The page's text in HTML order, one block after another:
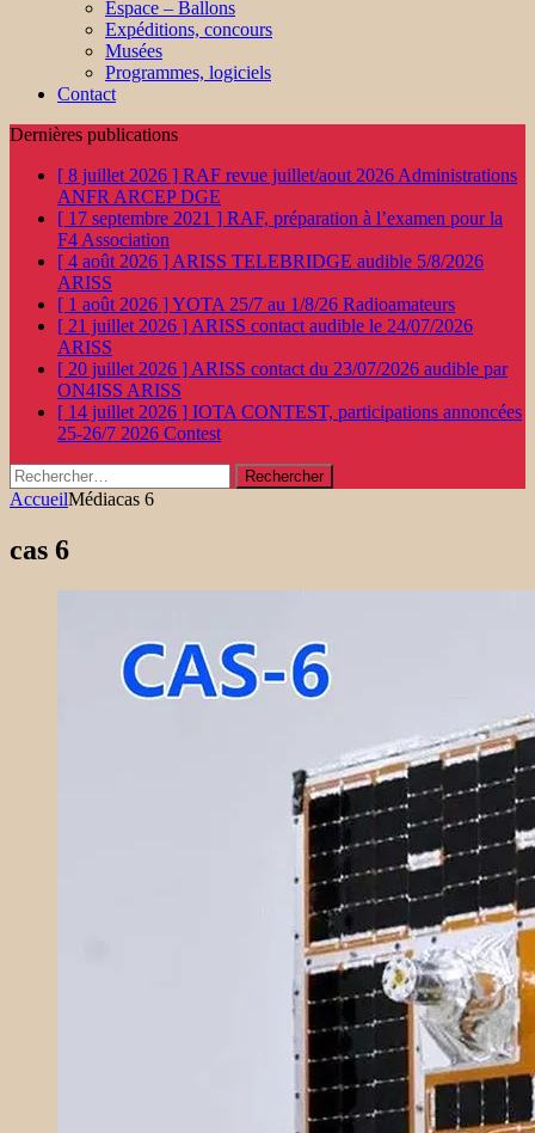
Espace – Ballons
Expéditions, concours
Musées
Programmes, logiciels
Contact
Dernières publications
[ 8 juillet 2026 ] RAF revue juillet/aout 2026 Administrations
ANFR ARCEP DGE
[ 17 septembre 2021 ] RAF, préparation à l’examen pour la
F4 Association
[ 4 août 2026 ] ARISS TELEBRIDGE audible 5/8/2026
ARISS
[ 1 août 2026 ]YOTA 25/7 au 1/8/26 Radioamateurs
[ 21 juillet 2026 ] ARISS contact audible le 24/07/2026
ARISS
[ 20 juillet 2026 ] ARISS contact du 23/07/2026 audible par
ON4ISS ARISS
[ 14 juillet 2026 ] IOTA CONTEST, participations annoncées
25-26/7 2026 Contest
Rechercher :
AccueilMédiacas 6
cas 6